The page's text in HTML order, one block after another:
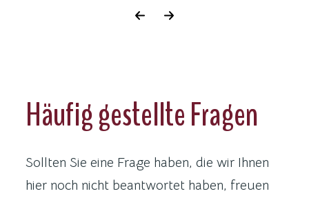
Häufig gestellte Fragen
Sollten Sie eine Frage haben, die wir Ihnen
hier noch nicht beantwortet haben, freuen